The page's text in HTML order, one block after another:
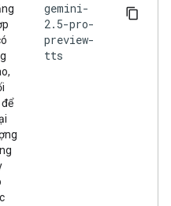
gemini-
2.5-pro-
preview-
tts